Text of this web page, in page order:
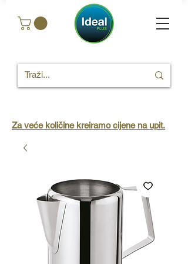
Za veće količine kreiramo cijene na upit.